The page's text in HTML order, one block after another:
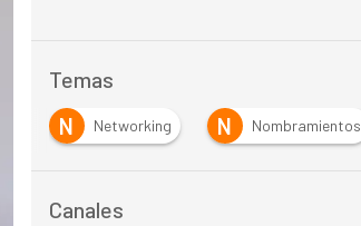
Temas
N Networking N Nombramientos
Canales